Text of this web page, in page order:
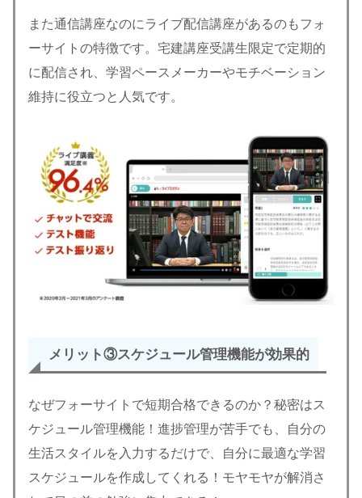
また通信講座なのにライブ配信講座があるのもフォ
ーサイトの特徴です。宅建講座受講生限定で定期的
に配信され、学習ペースメーカーやモチベーション
維持に役立つと人気です。
メリット③スケジュール管理機能が効果的
なぜフォーサイトで短期合格できるのか？秘密はス
ケジュール管理機能！進捗管理が苦手でも、自分の
生活スタイルを入力するだけで、自分に最適な学習
スケジュールを作成してくれる！モヤモヤが解消さ